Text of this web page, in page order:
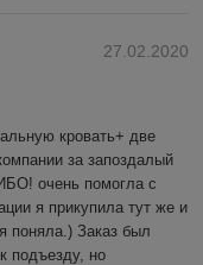
27.02.2020
кровать+ две
за запоздалый
очень помогла с
я прикупила тут же и
поняла.) Заказ был
подъезду, но